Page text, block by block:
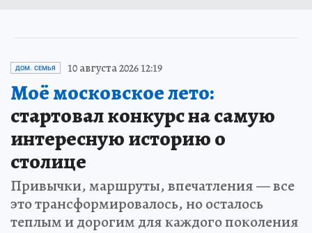
ДОМ. СЕМЬЯ 10 августа 2026 12:19
Моё московское лето:
стартовал конкурс на самую
интересную историю о
столице
Привычки, маршруты, впечатления — все
это трансформировалось, но осталось
теплым и дорогим для каждого поколения